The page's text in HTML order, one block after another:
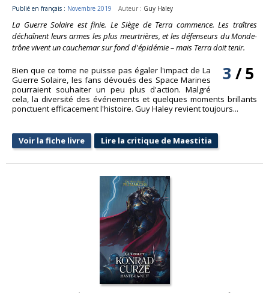
Publié en français : Novembre 2019 Auteur : Guy Haley
La Guerre Solaire est finie. Le Siège de Terra commence. Les traîtres
déchaînent leurs armes les plus meurtrières, et les défenseurs du Monde-
trône vivent un cauchemar sur fond d'épidémie – mais Terra doit tenir.
3 /5
Bien que ce tome ne puisse pas égaler l'impact de La
Guerre Solaire, les fans dévoués des Space Marines
pourraient souhaiter un peu plus d'action. Malgré
cela, la diversité des événements et quelques moments brillants
ponctuent efficacement l'histoire. Guy Haley revient toujours...
Voir la fiche livre Lire la critique de Maestitia